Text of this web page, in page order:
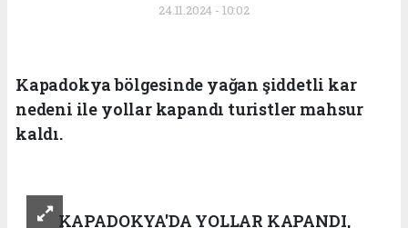
24.11.2024 - 10:02
Kapadokya bölgesinde yağan şiddetli kar
nedeni ile yollar kapandı turistler mahsur
kaldı.
KAPADOKYA'DA YOLLAR KAPANDI,